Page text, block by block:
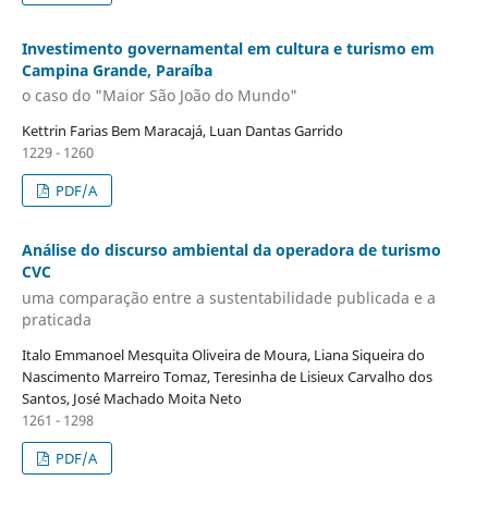
Investimento governamental em cultura e turismo em
Campina Grande, Paraíba
o caso do "Maior São João do Mundo"
Kettrin Farias Bem Maracajá, Luan Dantas Garrido
1229 - 1260
PDF/A
Análise do discurso ambiental da operadora de turismo
CVC
uma comparação entre a sustentabilidade publicada e a
praticada
Italo Emmanoel Mesquita Oliveira de Moura, Liana Siqueira do
Nascimento Marreiro Tomaz, Teresinha de Lisieux Carvalho dos
Santos, José Machado Moita Neto
1261 - 1298
PDF/A